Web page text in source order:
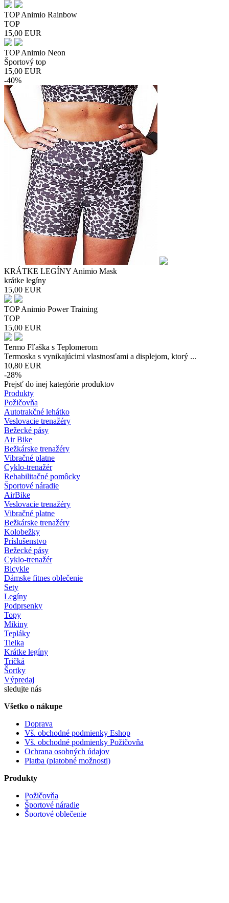
TOP Animio Rainbow
TOP
15,00 EUR
TOP Animio Neon
Športový top
15,00 EUR
-40%
KRÁTKE LEGÍNY Animio Mask
krátke legíny
15,00 EUR
TOP Animio Power Training
TOP
15,00 EUR
Termo Fľaška s Teplomerom
Termoska s vynikajúcimi vlastnosťami a displejom, ktorý ...
10,80 EUR
-28%
Prejsť do inej kategórie produktov
Produkty
Požičovňa
Autotrakčné lehátko
Veslovacie trenažéry
Bežecké pásy
Air Bike
Bežkárske trenažéry
Vibračné platne
Cyklo-trenažér
Rehabilitačné pomôcky
Športové náradie
AirBike
Veslovacie trenažéry
Vibračné platne
Bežkárske trenažéry
Kolobežky
Príslušenstvo
Bežecké pásy
Cyklo-trenažér
Bicykle
Dámske fitnes oblečenie
Sety
Legíny
Podprsenky
Topy
Mikiny
Tepláky
Tielka
Krátke legíny
Tričká
Šortky
Výpredaj
sledujte nás
Všetko o nákupe
Doprava
Vš. obchodné podmienky Eshop
Vš. obchodné podmienky Požičovňa
Ochrana osobných údajov
Platba (platobné možnosti)
Produkty
Požičovňa
Športové náradie
Športové oblečenie